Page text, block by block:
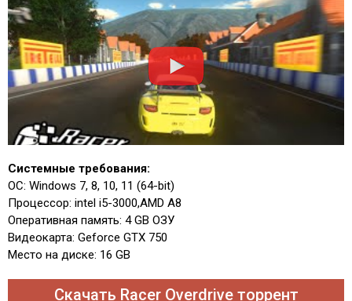
Системные требования:
ОС: Windows 7, 8, 10, 11 (64-bit)
Процессор: intel i5-3000,AMD A8
Оперативная память: 4 GB ОЗУ
Видеокарта: Geforce GTX 750
Место на диске: 16 GB
Скачать Racer Overdrive торрент